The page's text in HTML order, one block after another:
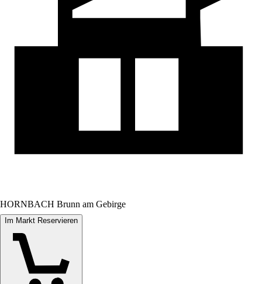
HORNBACH Brunn am Gebirge
Im Markt Reservieren